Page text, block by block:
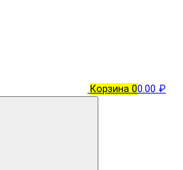
Корзина 00.00 ₽